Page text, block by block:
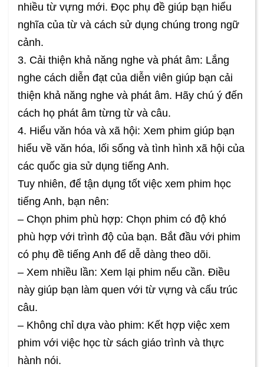
nhiều từ vựng mới. Đọc phụ đề giúp bạn hiểu
nghĩa của từ và cách sử dụng chúng trong ngữ
cảnh.
3. Cải thiện khả năng nghe và phát âm: Lắng
nghe cách diễn đạt của diễn viên giúp bạn cải
thiện khả năng nghe và phát âm. Hãy chú ý đến
cách họ phát âm từng từ và câu.
4. Hiểu văn hóa và xã hội: Xem phim giúp bạn
hiểu về văn hóa, lối sống và tình hình xã hội của
các quốc gia sử dụng tiếng Anh.
Tuy nhiên, để tận dụng tốt việc xem phim học
tiếng Anh, bạn nên:
– Chọn phim phù hợp: Chọn phim có độ khó
phù hợp với trình độ của bạn. Bắt đầu với phim
có phụ đề tiếng Anh để dễ dàng theo dõi.
– Xem nhiều lần: Xem lại phim nếu cần. Điều
này giúp bạn làm quen với từ vựng và cấu trúc
câu.
– Không chỉ dựa vào phim: Kết hợp việc xem
phim với việc học từ sách giáo trình và thực
hành nói.